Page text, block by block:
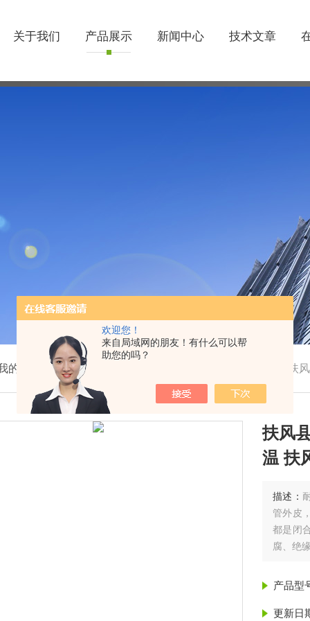
欢迎您！
来自局域网的朋友！有什么可以帮
助您的吗？
关于我们 产品展示 新闻中心 技术文章
的位置：首页> 扶
扶风
温 扶
描述：
管外皮
都是闭
腐、绝
产品型
更新日